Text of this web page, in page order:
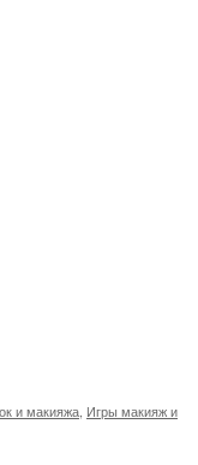
и макияжа Игры макияж и